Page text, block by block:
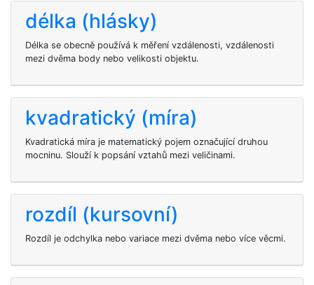
délka (hlásky)
Délka se obecně používá k měření vzdálenosti, vzdálenosti
mezi dvěma body nebo velikosti objektu.
kvadratický (míra)
Kvadratická míra je matematický pojem označující druhou
mocninu. Slouží k popsání vztahů mezi veličinami.
rozdíl (kursovní)
Rozdíl je odchylka nebo variace mezi dvěma nebo více věcmi.